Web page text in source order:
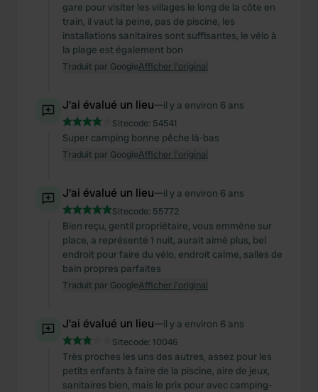
gare pour visiter les villages le long de la côte en
train, il vaut la peine, pas de piscine, les
installations sanitaires sont suffisantes, le vélo à
la plage est également bon
Traduit par GoogleAfficher l'original
J'ai évalué un lieu—il y a environ 6 ans
Sitecode: 54541
Super camping bonne pêche là-bas
Traduit par GoogleAfficher l'original
J'ai évalué un lieu—il y a environ 6 ans
Sitecode: 55772
Bien reçu, gentil propriétaire, vous emmène sur
place, a représenté 1 nuit, aurait aimé plus, bel
endroit pour faire du vélo, endroit calme, salles de
bain propres parfaites
Traduit par GoogleAfficher l'original
J'ai évalué un lieu—il y a environ 6 ans
Sitecode: 10046
Très proches les uns des autres, assez pour les
petits enfants à faire de la piscine, aire de jeux,
sanitaires bien, mais le prix pour avec camping-